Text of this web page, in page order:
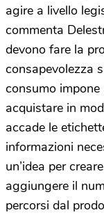
agire a livello
commenta
devono fare la
consapevolezza
consumo impone
acquistare in
accade le
informazioni
un’idea per creare
aggiungere il
percorsi dal